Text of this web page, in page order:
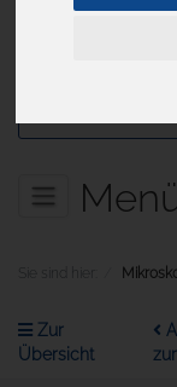
Zur
Übersicht